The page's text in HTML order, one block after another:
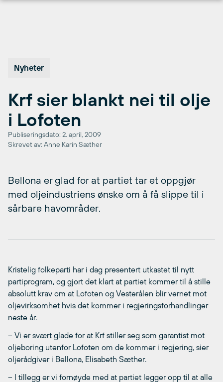
Nyheter
Krf sier blankt nei til olje
i Lofoten
Publiseringsdato: 2. april, 2009
Skrevet av: Anne Karin Sæther
Bellona er glad for at partiet tar et oppgjør
med oljeindustriens ønske om å få slippe til i
sårbare havområder.
Kristelig folkeparti har i dag presentert utkastet til nytt
partiprogram, og gjort det klart at partiet kommer til å stille
absolutt krav om at Lofoten og Vesterålen blir vernet mot
oljevirksomhet hvis det kommer i regjeringsforhandlinger
neste år.
– Vi er svært glade for at Krf stiller seg som garantist mot
oljeboring utenfor Lofoten om de kommer i regjering, sier
oljerådgiver i Bellona, Elisabeth Sæther.
– I tillegg er vi fornøyde med at partiet legger opp til at alle